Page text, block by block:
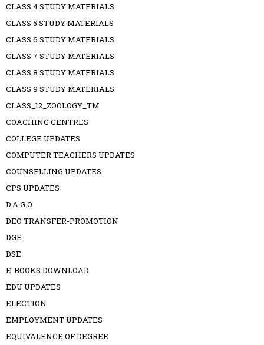
CLASS 4 STUDY MATERIALS
CLASS 5 STUDY MATERIALS
CLASS 6 STUDY MATERIALS
CLASS 7 STUDY MATERIALS
CLASS 8 STUDY MATERIALS
CLASS 9 STUDY MATERIALS
CLASS_12_ZOOLOGY_TM
COACHING CENTRES
COLLEGE UPDATES
COMPUTER TEACHERS UPDATES
COUNSELLING UPDATES
CPS UPDATES
D.A G.O
DEO TRANSFER-PROMOTION
DGE
DSE
E-BOOKS DOWNLOAD
EDU UPDATES
ELECTION
EMPLOYMENT UPDATES
EQUIVALENCE OF DEGREE